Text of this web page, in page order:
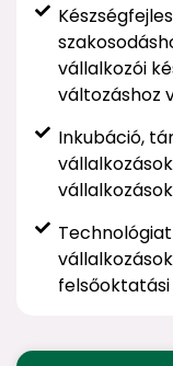
vállalkozói
változáshoz
Inkubáció,